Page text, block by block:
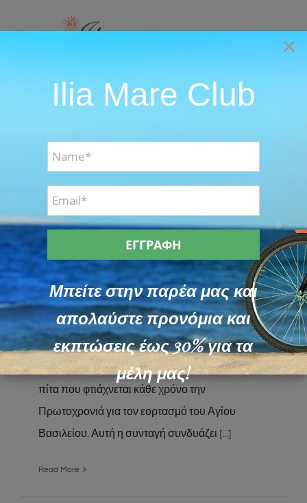
to
Βασιλόπιτα τσουρέκι παραδοσιακά
ΣΥΝΤΑΓΕΣ
Βασιλόπιτα τσουρέκι παραδοσιακά
Η Βασιλόπιτα είναι μια παραδοσιακή ελληνική
πίτα που φτιάχνεται κάθε χρόνο την
Πρωτοχρονιά για τον εορτασμό του Αγίου
Βασιλείου. Αυτή η συνταγή συνδυάζει [...]
Read More
×
Ilia Mare Club
Μπείτε στην παρέα μας και
απολαύστε προνόμια και
εκπτώσεις έως 30% για τα
μέλη μας!